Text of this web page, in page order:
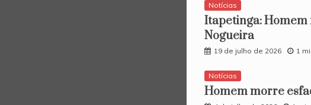
Notícias
Itapetinga: Homem
Nogueira
19 de julho de 2026 1
Notícias
Homem morre